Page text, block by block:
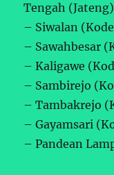
Tengah
– Siwalan
– Sawahbesar
– Kaligawe
– Sambirejo
– Tambakrejo
– Gayamsari
– Pandean